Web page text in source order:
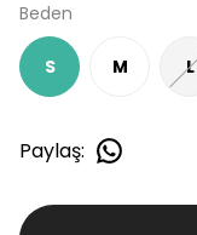
Beden
S M L
Paylaş: